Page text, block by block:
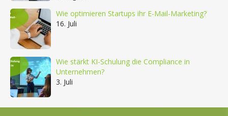
Wie optimieren Startups ihr E-Mail-Marketing?
16. Juli
Wie stärkt KI-Schulung die Compliance in
Unternehmen?
3. Juli